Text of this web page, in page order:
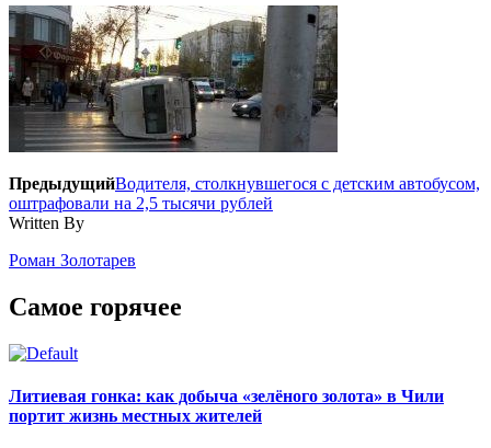
ПредыдущийВодителя, столкнувшегося с детским автобусом,
оштрафовали на 2,5 тысячи рублей
Written By
Роман Золотарев
Самое горячее
Литиевая гонка: как добыча «зелёного золота» в Чили
портит жизнь местных жителей